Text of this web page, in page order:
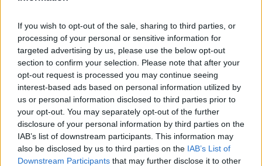
If you wish to opt-out of the sale, sharing to third parties, or
processing of your personal or sensitive information for
targeted advertising by us, please use the below opt-out
section to confirm your selection. Please note that after your
opt-out request is processed you may continue seeing
interest-based ads based on personal information utilized by
us or personal information disclosed to third parties prior to
your opt-out. You may separately opt-out of the further
disclosure of your personal information by third parties on the
IAB’s list of downstream participants. This information may
also be disclosed by us to third parties on the IAB’s List of
Downstream Participants that may further disclose it to other
místo, dokud si Xherri není naprosto jistý, že se vrátili do
Konečně, pozdě odpoledne, jeden z nich přelétá oblohou
rychlostí blesku, aby hlídal vchod do hnízda, které se
nachází ve výšce přes 400 metrů. "Dobrá zpráva!" raduje
se Xherri. "Musí být dva. Ten druhý by měl dorazit brzy."
Není možné se k nim přiblížit ani je zblízka natáčet. Sup je
velmi citlivý na přítomnost člověka a může rychle uletět.
Na Balkáně se několik nevládních organizací věnuje
ochraně a znovuzavádění supů mrchožravých do volné
přírody. Tyto skupiny vytvořily bezpečnostní zóny, aby
ptákům umožnily odpočinek a rozmnožování.